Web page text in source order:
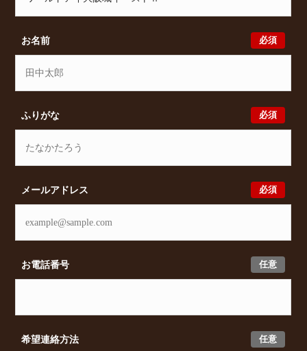
譲賃貸Classicalでは、お問い合わせ以外にも来店予約
望の条件をいただきましたら、プロの目線からおすす
めの賃貸物件をご提案いたします。
必須
お名前
必須
ふりがな
必須
メールアドレス
任意
お電話番号
任意
希望連絡方法